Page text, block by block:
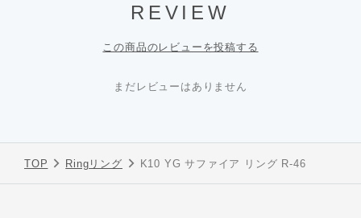
REVIEW
この商品のレビューを投稿する
まだレビューはありません
TOP Ring リング K10 YG サファイア リング R-46